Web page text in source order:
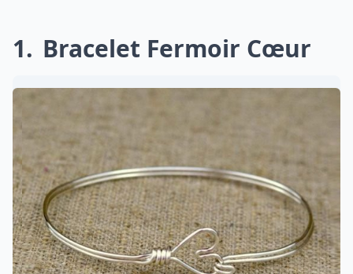
1 Bracelet Fermoir Cœur